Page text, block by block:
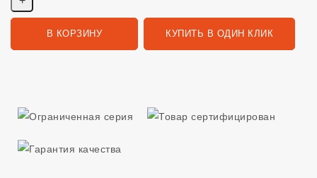
В КОРЗИНУ КУПИТЬ В ОДИН КЛИК